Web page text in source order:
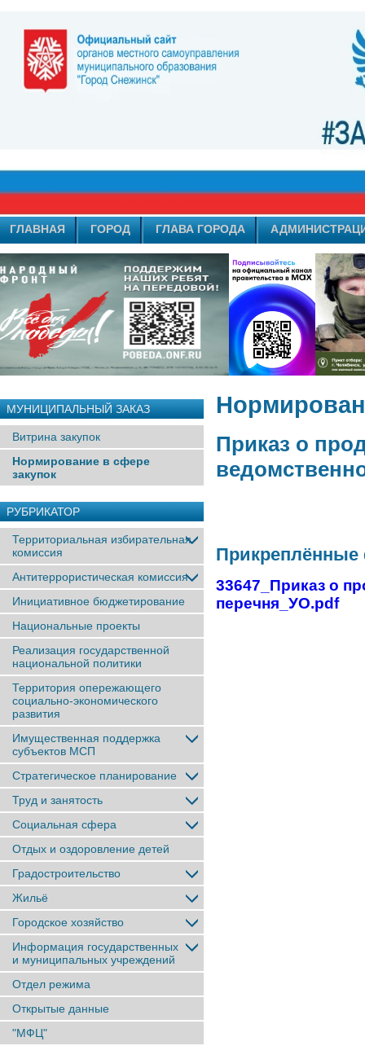
ГЛАВНАЯ ГОРОД ГЛАВА ГОРОДА
МУНИЦИПАЛЬНЫЙ ЗАКАЗ
Витрина закупок
Нормирование в сфере
закупок
РУБРИКАТОР
Территориальная избирательная
комиссия
Антитеррористическая комиссия
Инициативное бюджетирование
Национальные проекты
Реализация государственной
национальной политики
Территория опережающего
социально-экономического
развития
Имущественная поддержка
субъектов МСП
Стратегическое планирование
Труд и занятость
Социальная сфера
Отдых и оздоровление детей
Градостроительство
Жильё
Городское хозяйство
Информация государственных
и муниципальных учреждений
Отдел режима
Открытые данные
"МФЦ"
Приказ о
33647_Приказ о
перечня_УО.pdf